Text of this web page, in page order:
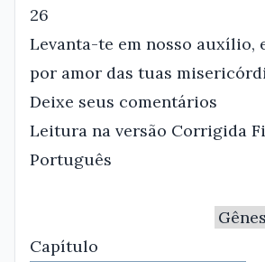
26
Levanta-te em nosso auxílio,
por amor das tuas
Deixe seus comentários
Leitura na versão Corrigida
Português
Capítulo